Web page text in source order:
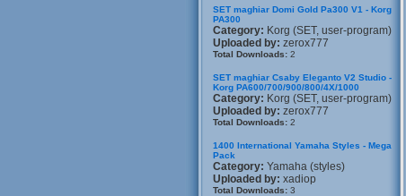
SET maghiar Domi Gold Pa300 V1 - Korg
PA300
Category: Korg (SET, user-program)
Uploaded by: zerox777
Total Downloads: 2
SET maghiar Csaby Eleganto V2 Studio -
Korg PA600/700/900/800/4X/1000
Category: Korg (SET, user-program)
Uploaded by: zerox777
Total Downloads: 2
1400 International Yamaha Styles - Mega
Pack
Category: Yamaha (styles)
Uploaded by: xadiop
Total Downloads: 3